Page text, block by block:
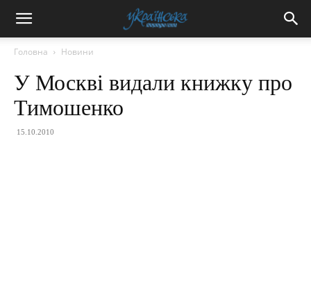
Головна Новини
У Москві видали книжку про
Тимошенко
15.10.2010